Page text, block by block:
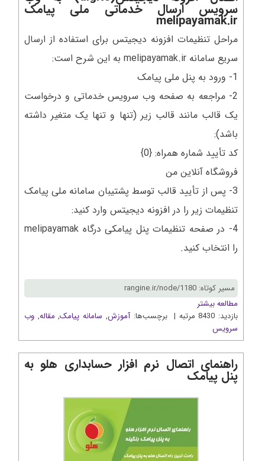
سرویس ارسال خدماتی ملی پیامک
melipayamak.ir
مراحل تنظیمات افزونه دیجیتس برای استفاده از ارسال
سریع سامانه melipayamak.ir به این شرح است:
1- ورود به پنل ملی پیامک
2- مراجعه به صفحه وب سرویس خدماتی و درخواست
یک قالب مانند قالب زیر (تنها و تنها یک متغیر داشته
باشد):
کد تأیید شماره همراه: {0}
فروشگاه آنلاین من
3- پس از تأیید قالب توسط پشتیبان سامانه ملی پیامک
تنظیمات زیر را در افزونه دیجیتس وارد کنید:
4- در صفحه تنظیمات پنل پیامکی درگاه melipayamak
را انتخاب کنید.
مسیر کوتاه: rangine.ir/node/1180
مطالعه بیشتر
بازدید: 8430 مرتبه | برچسب‌ها:
آموزش, سامانه پیامک, مقاله, وب
سرويس
راهنمای اتصال نرم افزار حسابداری هلو به
پنل پیامک